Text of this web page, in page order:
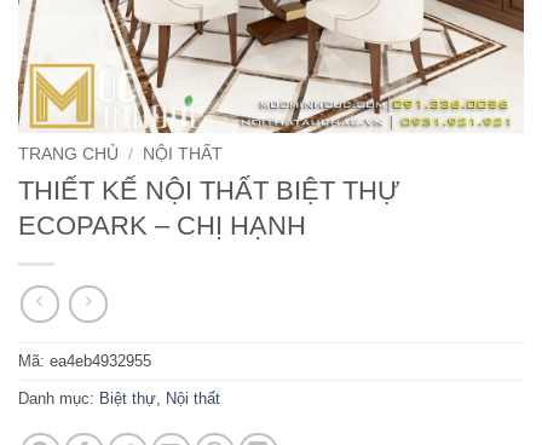
TRANG CHỦ / NỘI THẤT
THIẾT KẾ NỘI THẤT BIỆT THỰ
ECOPARK – CHỊ HẠNH
Mã: ea4eb4932955
Danh mục: Biệt thự, Nội thất